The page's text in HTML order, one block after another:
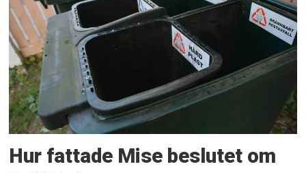
Hur fattade Mise beslutet om